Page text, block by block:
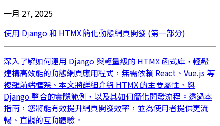
一月 27, 2025
使用 Django 和 HTMX 簡化動態網頁開發 (第一部分)
深入了解如何運用 Django 與輕量級的 HTMX 函式庫，輕鬆
建構高效能的動態網頁應用程式，無需依賴 React、Vue.js 等
複雜前端框架。本文將詳細介紹 HTMX 的主要屬性、與
Django 整合的實際範例，以及其如何簡化開發流程。透過本
指南，您將能有效提升網頁開發效率，並為使用者提供更流
暢、直觀的互動體驗。